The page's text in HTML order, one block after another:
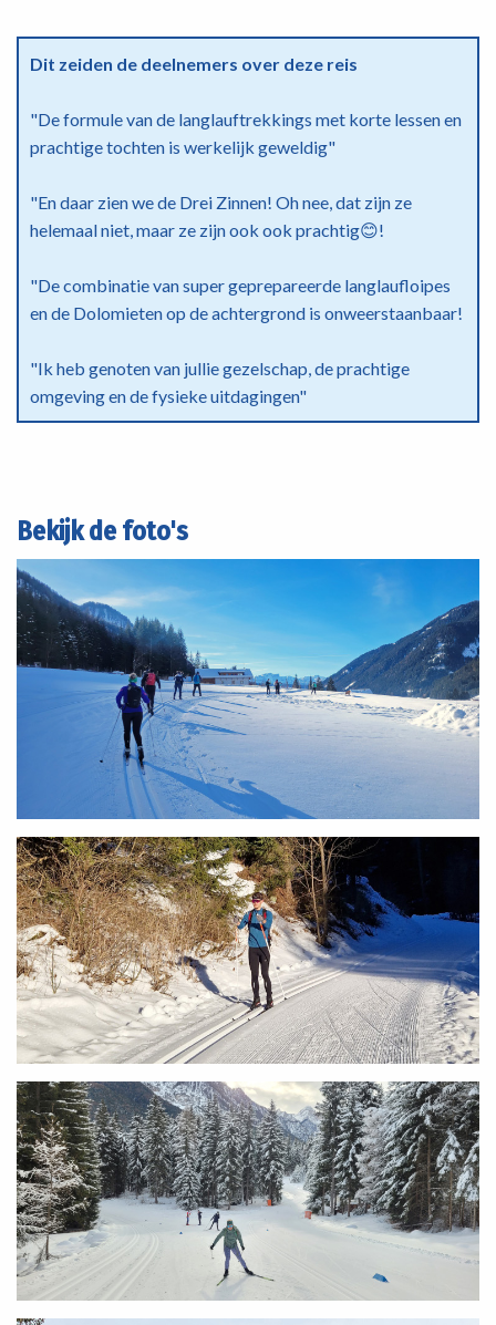
Dit zeiden de deelnemers over deze reis
"De formule van de langlauftrekkings met korte lessen en
prachtige tochten is werkelijk geweldig"
"En daar zien we de Drei Zinnen! Oh nee, dat zijn ze
helemaal niet, maar ze zijn ook ook prachtig😊!
"De combinatie van super geprepareerde langlaufloipes
en de Dolomieten op de achtergrond is onweerstaanbaar!
"Ik heb genoten van jullie gezelschap, de prachtige
omgeving en de fysieke uitdagingen"
Bekijk de foto's